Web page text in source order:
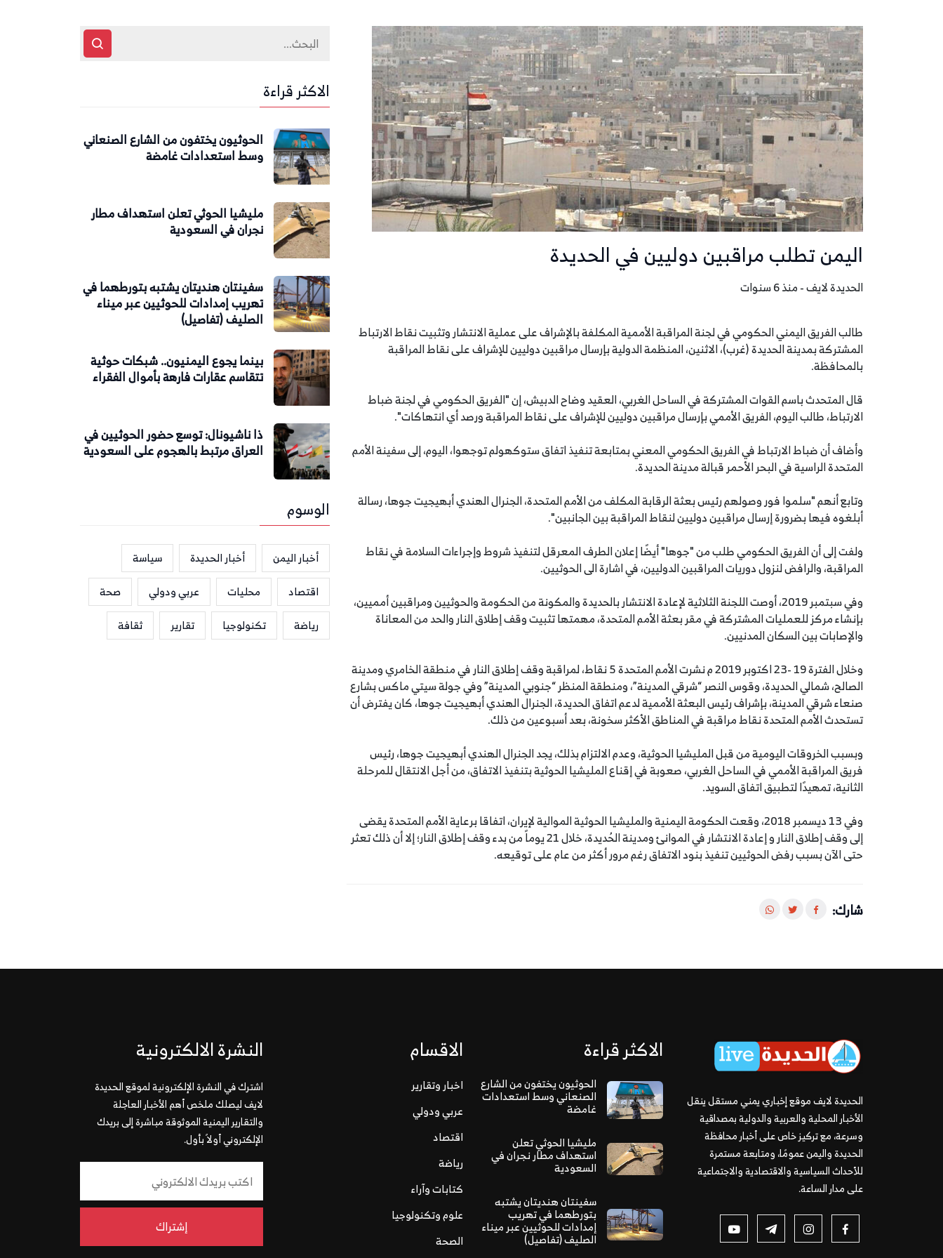
اليمن تطلب مراقبين دوليين في الحديدة
الحديدة لايف - منذ 6 سنوات
طالب الفريق اليمني الحكومي في لجنة المراقبة الأممية المكلفة بالإشراف على عملية الانتشار وتثبيت نقاط الارتباط
المشتركة بمدينة الحديدة (غرب)، الاثنين، المنظمة الدولية بإرسال مراقبين دوليين للإشراف على نقاط المراقبة
بالمحافظة.
قال المتحدث باسم القوات المشتركة في الساحل الغربي، العقيد وضاح الدبيش، إن "الفريق الحكومي في لجنة ضباط
الارتباط، طالب اليوم، الفريق الأممي بإرسال مراقبين دوليين للإشراف على نقاط المراقبة ورصد أي انتهاكات".
وأضاف أن ضباط الارتباط في الفريق الحكومي المعني بمتابعة تنفيذ اتفاق ستوكهولم توجهوا، اليوم، إلى سفينة الأمم
المتحدة الراسية في البحر الأحمر قبالة مدينة الحديدة.
وتابع أنهم "سلموا فور وصولهم رئيس بعثة الرقابة المكلف من الأمم المتحدة، الجنرال الهندي أبهيجيت جوها، رسالة
أبلغوه فيها بضرورة إرسال مراقبين دوليين لنقاط المراقبة بين الجانبين".
ولفت إلى أن الفريق الحكومي طلب من "جوها" أيضًا إعلان الطرف المعرقل لتنفيذ شروط وإجراءات السلامة في نقاط
المراقبة، والرافض لنزول دوريات المراقبين الدوليين، في اشارة الى الحوثيين.
وفي سبتمبر 2019، أوصت اللجنة الثلاثية لإعادة الانتشار بالحديدة والمكونة من الحكومة والحوثيين ومراقبين أمميين،
بإنشاء مركز للعمليات المشتركة في مقر بعثة الأمم المتحدة، مهمتها تثبيت وقف إطلاق النار والحد من المعاناة
والإصابات بين السكان المدنيين.
وخلال الفترة 19 -23 اكتوبر 2019 م نشرت الأمم المتحدة 5 نقاط، لمراقبة وقف إطلاق النار في منطقة الخامري ومدينة
الصالح، شمالي الحديدة، وقوس النصر “شرقي المدينة”، ‎ومنطقة المنظر “جنوبي المدينة” وفي جولة سيتي ماكس بشارع
صنعاء شرقي المدينة، بإشراف رئيس البعثة الأممية لدعم اتفاق الحديدة، الجنرال الهندي أبهيجيت جوها، كان يفترض أن
تستحدث الأمم المتحدة نقاط مراقبة في المناطق الأكثر سخونة، بعد أسبوعين من ذلك.
وبسبب الخروقات اليومية من قبل المليشيا الحوثية، وعدم الالتزام بذلك، يجد الجنرال الهندي أبهيجيت جوها، رئيس
فريق المراقبة الأممي في الساحل الغربي، صعوبة في إقناع المليشيا الحوثية بتنفيذ الاتفاق، من أجل الانتقال للمرحلة
الثانية، تمهيدًا لتطبيق اتفاق السويد.
وفي 13 ديسمبر 2018، وقعت الحكومة اليمنية والمليشيا الحوثية الموالية لإيران، اتفاقا برعاية الأمم المتحدة يقضى
إلى وقف إطلاق النار و إعادة الانتشار في الموانئ ومدينة الحُديدة، خلال 21 يوماً من بدء وقف إطلاق النار؛ إلا أن ذلك تعثر
حتى الآن بسبب رفض الحوثيين تنفيذ بنود الاتفاق رغم مرور أكثر من عام على توقيعه.
شارك:
الاكثر قراءة
الحوثيون يختفون من الشارع الصنعاني
وسط استعدادات غامضة
مليشيا الحوثي تعلن استهداف مطار
نجران في السعودية
سفينتان هنديتان يشتبه بتورطهما في
تهريب إمدادات للحوثيين عبر ميناء
الصليف (تفاصيل)
بينما يجوع اليمنيون.. شبكات حوثية
تتقاسم عقارات فارهة بأموال الفقراء
ذا ناشيونال: توسع حضور الحوثيين في
العراق مرتبط بالهجوم على السعودية
الوسوم
أخبار اليمن أخبار الحديدة
سياسة
اقتصاد
محليات عربي ودولي
صحة
رياضة
تكنولوجيا تقارير ثقافة
الحديدة لايف موقع إخباري يمني مستقل ينقل
الأخبار المحلية والعربية والدولية بمصداقية
وسرعة، مع تركيز خاص على أخبار محافظة
الحديدة واليمن عمومًا، ومتابعة مستمرة
للأحداث السياسية والاقتصادية والاجتماعية
على مدار الساعة.
الاكثر قراءة
الحوثيون يختفون من الشارع
الصنعاني وسط استعدادات
غامضة
مليشيا الحوثي تعلن
استهداف مطار نجران في
السعودية
سفينتان هنديتان يشتبه
بتورطهما في تهريب
إمدادات للحوثيين عبر ميناء
الصليف (تفاصيل)
الاقسام
اخبار وتقارير
عربي ودولي
اقتصاد
رياضة
كتابات وآراء
علوم وتكنولوجيا
الصحة
النشرة الالكترونية
اشترك في النشرة الإلكترونية لموقع الحديدة
لايف ليصلك ملخص أهم الأخبار العاجلة
والتقارير اليمنية الموثوقة مباشرة إلى بريدك
الإلكتروني أولاً بأول.
إشتراك